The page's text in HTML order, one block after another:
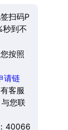
扫码P
秒到不
按照
请链
客服
您联
40066